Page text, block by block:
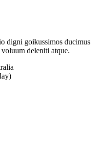
digni goikussimos ducimus
deleniti atque.